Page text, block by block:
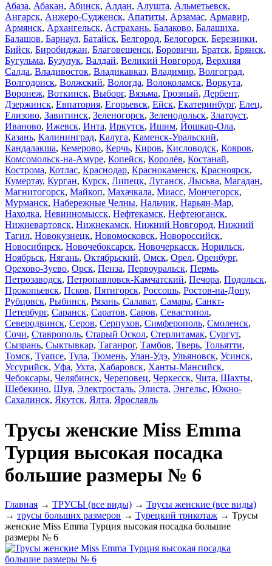
Абаза, Абакан, Абинск, Алдан, Алушта, Альметьевск,
Ангарск, Анжеро-Судженск, Апатиты, Арзамас, Армавир,
Армянск, Архангельск, Астрахань, Балаково, Балашиха,
Балашов, Барнаул, Батайск, Белгород, Белогорск, Березники,
Бийск, Биробиджан, Благовещенск, Боровичи, Братск, Брянск,
Бугульма, Бузулук, Валдай, Великий Новгород, Верхняя
Салда, Владивосток, Владикавказ, Владимир, Волгоград,
Волгодонск, Волжский, Вологда, Волоколамск, Воркута,
Воронеж, Воткинск, Выборг, Вязьма, Грозный, Дербент,
Дзержинск, Евпатория, Егорьевск, Ейск, Екатеринбург, Елец,
Елизово, Завитинск, Зеленогорск, Зеленодольск, Златоуст,
Иваново, Ижевск, Инта, Иркутск, Ишим, Йошкар-Ола,
Казань, Калининград, Калуга, Каменск-Уральский,
Кандалакша, Кемерово, Керчь, Киров, Кисловодск, Ковров,
Комсомольск-на-Амуре, Копейск, Королёв, Костанай,
Кострома, Котлас, Краснодар, Краснокаменск, Красноярск,
Кумертау, Курган, Курск, Липецк, Луганск, Лысьва, Магадан,
Магнитогорск, Майкоп, Махачкала, Миасс, Мончегорск,
Мурманск, Набережные Челны, Нальчик, Нарьян-Мар,
Находка, Невинномысск, Нефтекамск, Нефтеюганск,
Нижневартовск, Нижнекамск, Нижний Новгород, Нижний
Тагил, Новокузнецк, Новомосковск, Новороссийск,
Новосибирск, Новочебоксарск, Новочеркасск, Норильск,
Ноябрьск, Нягань, Октябрьский, Омск, Орел, Оренбург,
Орехово-Зуево, Орск, Пенза, Первоуральск, Пермь,
Петрозаводск, Петропавловск-Камчатский, Печора, Подольск,
Прокопьевск, Псков, Пятигорск, Россошь, Ростов-на-Дону,
Рубцовск, Рыбинск, Рязань, Салават, Самара, Санкт-
Петербург, Саранск, Саратов, Саров, Севастопол,
Северодвинск, Серов, Серпухов, Симферополь, Смоленск,
Сочи, Ставрополь, Старый Оскол, Стерлитамак, Сургут,
Сызрань, Сыктывкар, Таганрог, Тамбов, Тверь, Тольятти,
Томск, Туапсе, Тула, Тюмень, Улан-Удэ, Ульяновск, Усинск,
Уссурийск, Уфа, Ухта, Хабаровск, Ханты-Мансийск,
Чебоксары, Челябинск, Череповец, Черкесск, Чита, Шахты,
Шебекино, Шуя, Электросталь, Элиста, Энгельс, Южно-
Сахалинск, Якутск, Ялта, Ярославль
Трусы женские Miss Emma
Турция высокая посадка
большие размеры № 6
Главная → ТРУСЫ (все виды) → Трусы женские (все виды)
→ трусы больших размеров → Турецкий трикотаж → Трусы
женские Miss Emma Турция высокая посадка большие
размеры № 6